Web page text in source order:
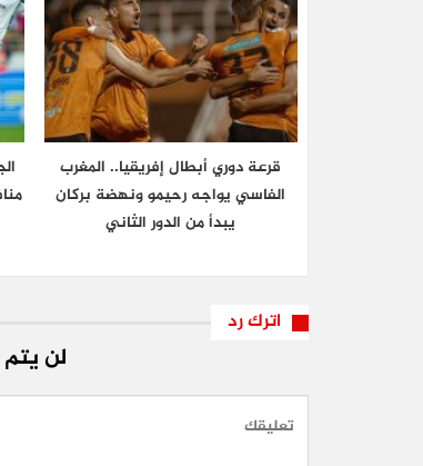
قرعة دوري أبطال إفريقيا.. المغرب
الفاسي يواجه رحيمو ونهضة بركان
يبدأ من الدور الثاني
اترك رد
لن